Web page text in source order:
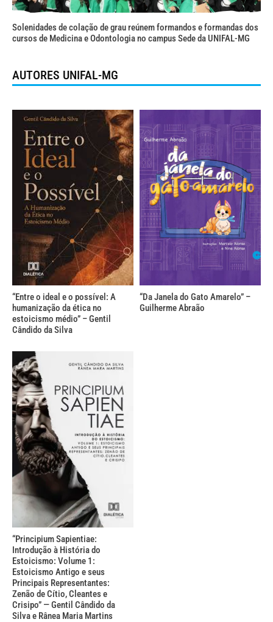
Solenidades de colação de grau reúnem formandos e formandas dos
cursos de Medicina e Odontologia no campus Sede da UNIFAL-MG
AUTORES UNIFAL-MG
“Entre o ideal e o possível: A
humanização da ética no
estoicismo médio” – Gentil
Cândido da Silva
“Da Janela do Gato Amarelo” –
Guilherme Abraão
“Principium Sapientiae:
Introdução à História do
Estoicismo: Volume 1:
Estoicismo Antigo e seus
Principais Representantes:
Zenão de Cítio, Cleantes e
Crisipo” — Gentil Cândido da
Silva e Rânea Maria Martins